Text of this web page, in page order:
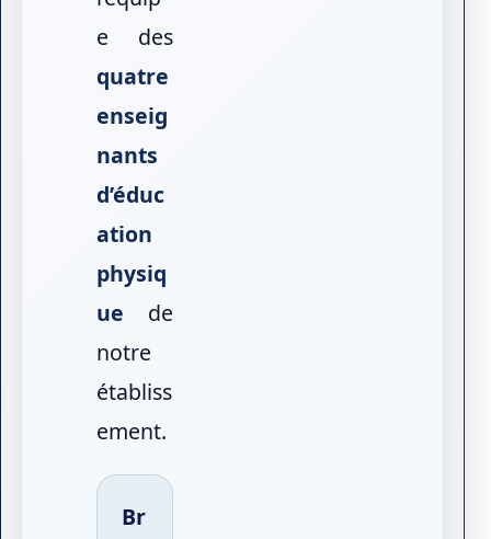
e des
quatre
enseig
nants
d’éduc
ation
physiq
ue de
notre
établiss
ement.
Br